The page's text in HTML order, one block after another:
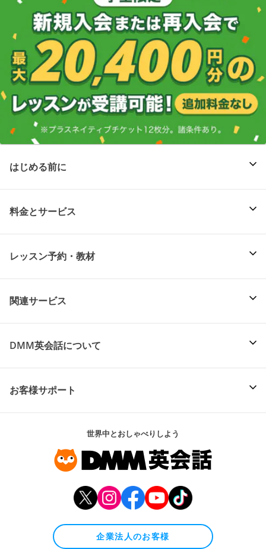
はじめる前に
料金とサービス
レッスン予約・教材
関連サービス
DMM英会話について
お客様サポート
世界中とおしゃべりしよう
企業法人のお客様